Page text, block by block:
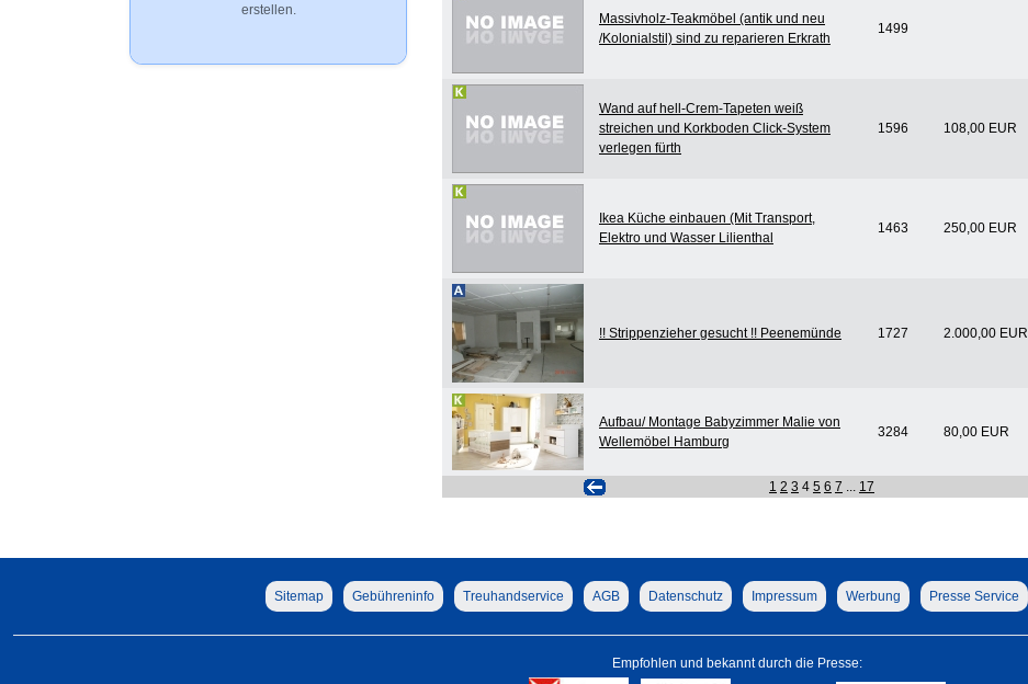
erstellen.
Massivholz-Teakmöbel (antik und neu
/Kolonialstil) sind zu reparieren Erkrath
1499
Wand auf hell-Crem-Tapeten weiß
streichen und Korkboden Click-System
verlegen fürth
1596 108,00 EUR
Ikea Küche einbauen (Mit Transport,
Elektro und Wasser Lilienthal
1463 250,00 EUR
!! Strippenzieher gesucht !! Peenemünde 1727 2.000,00 EUR
Aufbau/ Montage Babyzimmer Malie von
Wellemöbel Hamburg
3284 80,00 EUR
1 2 3 4 5 6 7 17
Sitemap Gebühreninfo Treuhandservice AGB Datenschutz Impressum Werbung Presse Service
Empfohlen und bekannt durch die Presse: